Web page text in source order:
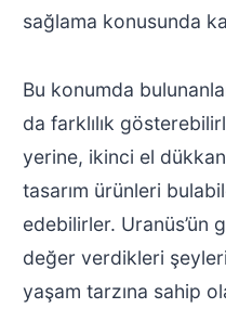
sağlama konusunda
Bu konumda
da farklılık
yerine, ikinci el
tasarım ürünleri
edebilirler. Uranüs’ün
değer verdikleri
yaşam tarzına sahip